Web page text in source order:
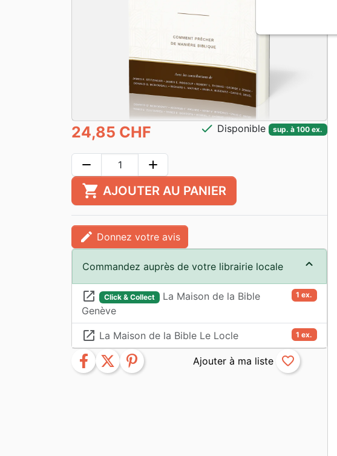
24,85 CHF check Disponible sup. à 100 ex.
remove add
shopping_cart AJOUTER AU PANIER
edit Donnez votre avis
Commandez auprès de votre librairie locale
1 ex.
launch Click & Collect La Maison de la Bible
Genève
1 ex.
launch La Maison de la Bible Le Locle
facebook twitter pinterest favorite_border